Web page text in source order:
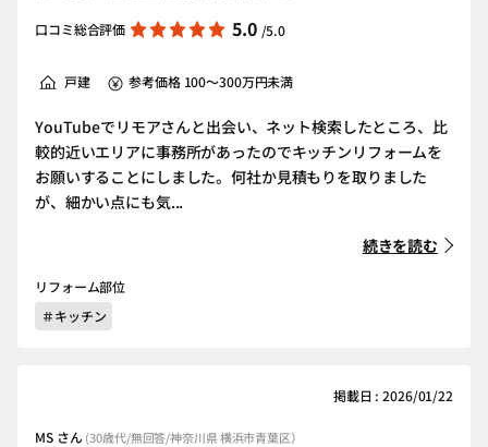
口コミ総合評価 5.0 /5.0
戸建 参考価格 100～300万円未満
YouTubeでリモアさんと出会い、ネット検索したところ、比
較的近いエリアに事務所があったのでキッチンリフォームを
お願いすることにしました。何社か見積もりを取りました
が、細かい点にも気...
続きを読む
リフォーム部位
＃キッチン
掲載日 : 2026/01/22
MS さん(30歳代/無回答/神奈川県 横浜市青葉区）